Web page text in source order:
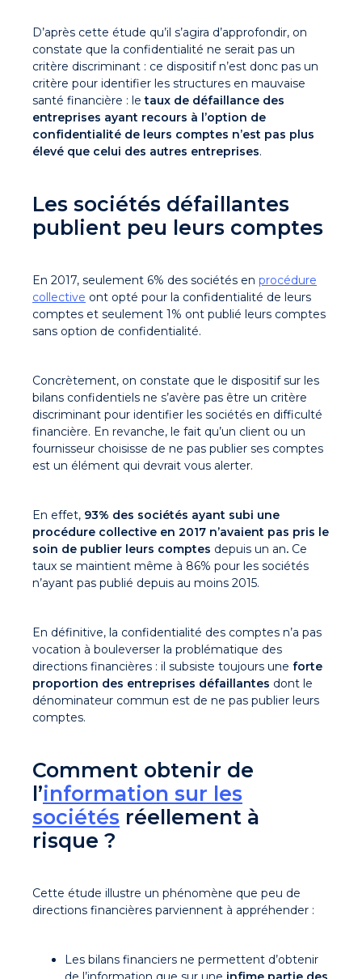
D’après cette étude qu’il s’agira d’approfondir, on
constate que la confidentialité ne serait pas un
critère discriminant : ce dispositif n’est donc pas un
critère pour identifier les structures en mauvaise
santé financière : letaux de défaillance des
entreprises ayant recours à l’option de
confidentialité de leurs comptes n’est pas plus
élevé que celui des autres entreprises.
Les sociétés défaillantes
publient peu leurs comptes
En 2017, seulement 6% des sociétés en procédure
collective ont opté pour la confidentialité de leurs
comptes et seulement 1% ont publié leurs comptes
sans option de confidentialité.
Concrètement, on constate que le dispositif sur les
bilans confidentiels ne s’avère pas être un critère
discriminant pour identifier les sociétés en difficulté
financière. En revanche, le fait qu’un client ou un
fournisseur choisisse de ne pas publier ses comptes
est un élément qui devrait vous alerter.
En effet, 93% des sociétés ayant subi une
procédure collective en 2017 n’avaient pas pris le
soin de publier leurs comptes depuis un an. Ce
taux se maintient même à 86% pour les sociétés
n’ayant pas publié depuis au moins 2015.
En définitive, la confidentialité des comptes n’a pas
vocation à bouleverser la problématique des
directions financières : il subsiste toujours une forte
proportion des entreprises défaillantes dont le
dénominateur commun est de ne pas publier leurs
comptes.
Comment obtenir de
l’information sur les
sociétés réellement à
risque ?
Cette étude illustre un phénomène que peu de
directions financières parviennent à appréhender :
Les bilans financiers ne permettent d’obtenir